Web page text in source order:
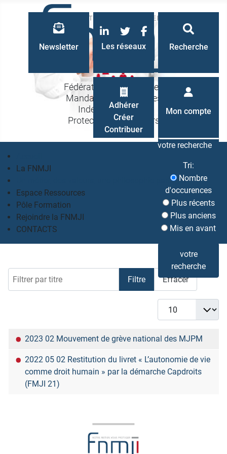
Fédération Nationale des
Mandataires Judiciaires
Indépendants à la
Protection des Majeurs
La FNMJI
Un métier, des valeurs, une philosophie partagés
Espace Ressources
Pôle Formation
Rejoindre la FNMJI
CONTACTS
Recherche
Recherche
votre recherche
Tri:
Nombre
d'occurences
Plus récents
Plus anciens
Mis en avant
votre
recherche
Les réseaux
LinkedInTwitterFacebook
Newsletter
Mon compte
Adhérer
Créer
Contribuer
Filtre Effacer
Afficher #
Titre2023 02 Mouvement de grève national des MJPM
2022 05 02 Restitution du livret « L’autonomie de vie
comme droit humain » par la démarche Capdroits
(FMJI 21)